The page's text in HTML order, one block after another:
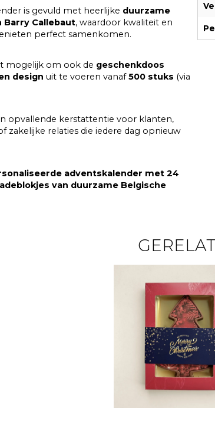
is gevuld met heerlijke duurzame
Barry Callebaut, waardoor kwaliteit en
perfect samenkomen.
mogelijk om ook de geschenkdoos
design uit te voeren vanaf500 stuks (via
opvallende kerstattentie voor klanten,
zakelijke relaties die iedere dag opnieuw
adventskalender met 24
van duurzame Belgische